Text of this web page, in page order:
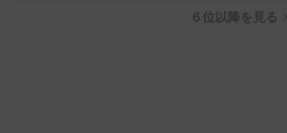
６位以降を見る